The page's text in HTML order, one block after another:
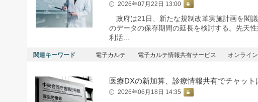
2026年07月22日 13:00
政府は21日、新たな規制改革実施計画を閣
のデータの保存期間の延長を検討する。先天
利活...
関連キーワード 電子カルテ 電子カルテ情報共有サービス オンライ
医療DXの新加算、診療情報共有でチャット
2026年06月18日 14:35